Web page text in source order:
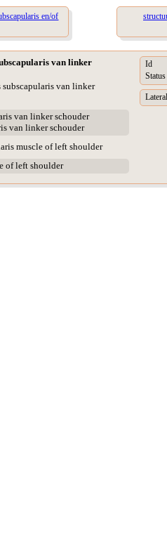
en/of
van linker
subscapularis van linker
van linker schouder
van linker schouder
muscle of left shoulder
of left shoulder
Id
Status